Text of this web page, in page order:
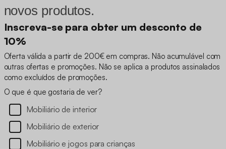
novos produtos.
Inscreva-se para obter um desconto de
10%
Oferta válida a partir de 200€ em compras. Não acumulável com
outras ofertas e promoções. Não se aplica a produtos assinalados
como excluídos de promoções.
O que é que gostaria de ver?
Mobiliário de interior
Mobiliário de exterior
Mobiliário e jogos para crianças